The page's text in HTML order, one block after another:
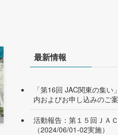
最新情報
「第16回 JAC関東の集
内およびお申し込みのご案
活動報告：第１５回ＪＡ
（2024/06/01-02実施）